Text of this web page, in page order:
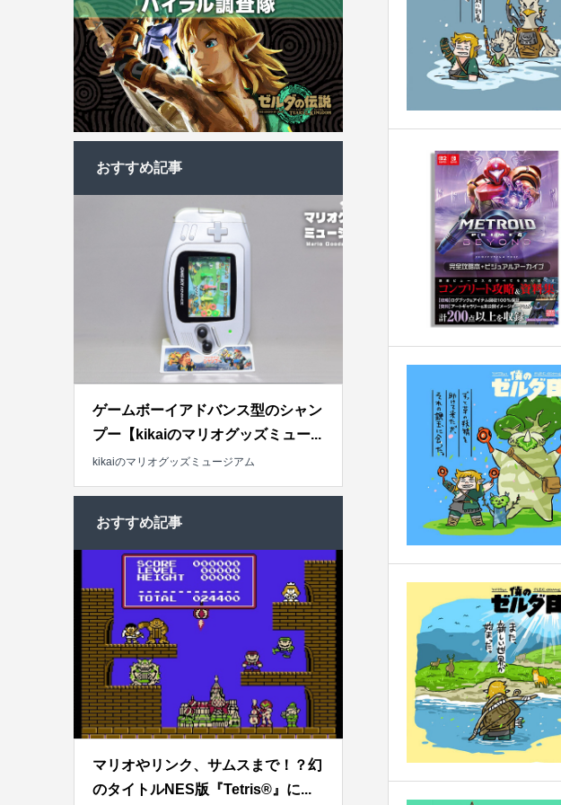
おすすめ記事
ゲームボーイアドバンス型のシャン
プー【kikaiのマリオグッズミュー...
kikaiのマリオグッズミュージアム
おすすめ記事
マリオやリンク、サムスまで！？幻
のタイトルNES版『Tetris®』に...